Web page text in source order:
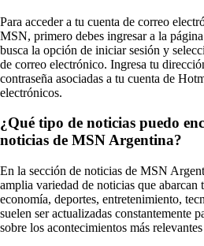
Para acceder a tu cuenta de correo
MSN, primero debes ingresar a la
busca la opción de iniciar sesión y
de correo electrónico. Ingresa tu
contraseña asociadas a tu cuenta de
electrónicos.
¿Qué tipo de noticias puedo
noticias de MSN Argentina?
En la sección de noticias de MSN
amplia variedad de noticias que abarcan
economía, deportes, entretenimiento,
suelen ser actualizadas constantemente
sobre los acontecimientos más